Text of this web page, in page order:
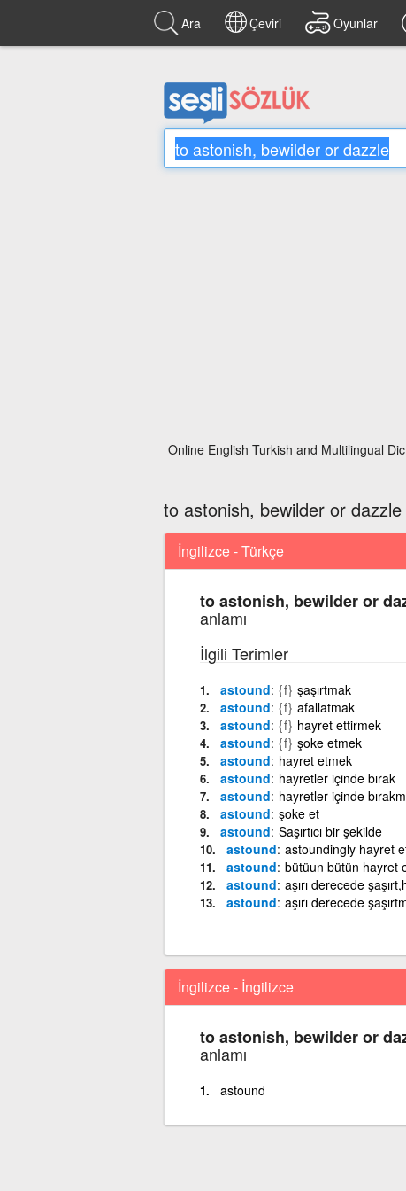
Ara Çeviri Oyunlar
Online English Turkish and Multilingual
to astonish, bewilder or dazzle
İngilizce - Türkçe
to astonish, bewilder or
anlamı
İlgili Terimler
astound {f} şaşırtmak
astound {f} afallatmak
astound {f} hayret ettirmek
astound {f} şoke etmek
astound hayret etmek
astound hayretler içinde bırak
astound hayretler içinde
astound şoke et
astound Saşırtıcı bir şekilde
astound astoundingly hayret
astound bütüun bütün hayret
astound aşırı derecede
astound aşırı derecede
İngilizce - İngilizce
to astonish, bewilder or
anlamı
astound